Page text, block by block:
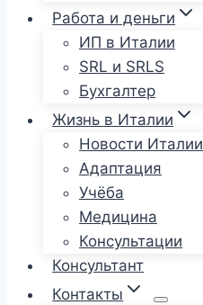
Работа и деньги
ИП в Италии
SRL и SRLS
Бухгалтер
Жизнь в Италии
Новости Италии
Адаптация
Учёба
Медицина
Консультации
Консультант
Контакты